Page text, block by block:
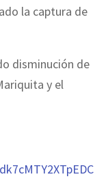
la captura de
disminución de
y el